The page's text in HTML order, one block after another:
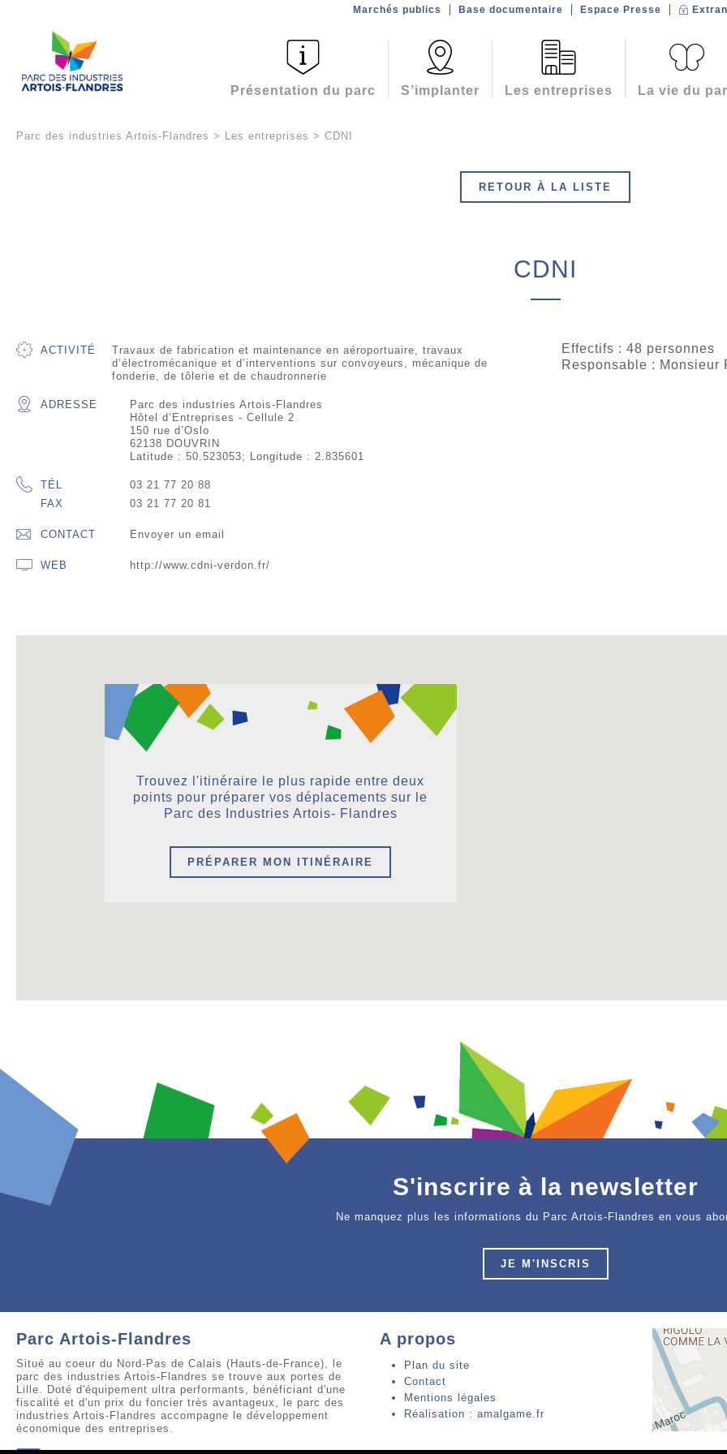
Présentation du parc S’implanter Les entreprises La vie du
Marchés publics Base documentaire Espace Presse
Parc des industries Artois-Flandres > Les entreprises > CDNI
RETOUR À LA LISTE
CDNI
ACTIVITÉ
Travaux de fabrication et maintenance en aéroportuaire, travaux
d’électromécanique et d’interventions sur convoyeurs, mécanique de
fonderie, de tôlerie et de chaudronnerie
ADRESSE
Parc des industries Artois-Flandres
Hôtel d’Entreprises - Cellule 2
150 rue d’Oslo
62138 DOUVRIN
Latitude : 50.523053; Longitude : 2.835601
TÉL
03 21 77 20 88
FAX
03 21 77 20 81
CONTACT Envoyer un email
WEB http://www.cdni-verdon.fr/
Effectifs : 48 personnes
Responsable : Monsieur
Trouvez l'itinéraire le plus rapide entre deux
points pour préparer vos déplacements sur le
Parc des Industries Artois- Flandres
PRÉPARER MON ITINÉRAIRE
S'inscrire à la newsletter
Ne manquez plus les informations du Parc Artois-Flandres en vous
JE M'INSCRIS
Parc Artois-Flandres
Situé au coeur du Nord-Pas de Calais (Hauts-de-France), le
parc des industries Artois-Flandres se trouve aux portes de
Lille. Doté d'équipement ultra performants, bénéficiant d'une
fiscalité et d'un prix du foncier très avantageux, le parc des
industries Artois-Flandres accompagne le développement
économique des entreprises.
A propos
Plan du site
Contact
Mentions légales
Réalisation : amalgame.fr